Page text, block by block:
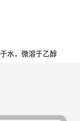
水，微溶于乙醇